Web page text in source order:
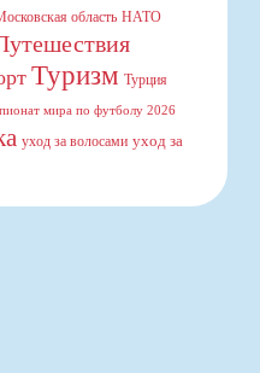
область НАТО
Туризм Турция
мира по футболу 2026
уход за волосами уход за